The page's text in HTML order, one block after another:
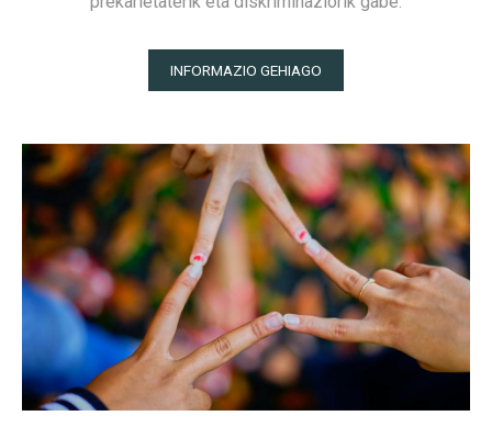
INFORMAZIO GEHIAGO